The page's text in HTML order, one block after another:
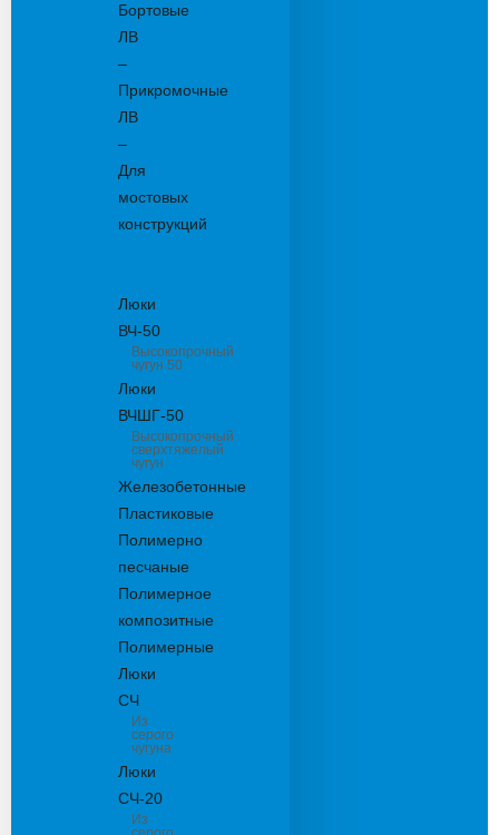
Бортовые
ЛВ
–
Прикромочные
ЛВ
–
Для
мостовых
конструкций
Люки
ВЧ-50
Высокопрочный
чугун 50
Люки
ВЧШГ-50
Высокопрочный
сверхтяжелый
чугун
Железобетонные
Пластиковые
Полимерно
песчаные
Полимерное
композитные
Полимерные
Люки
СЧ
Из
серого
чугуна
Люки
СЧ-20
Из